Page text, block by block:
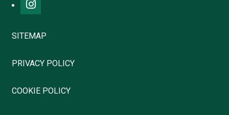
SITEMAP
PRIVACY POLICY
COOKIE POLICY